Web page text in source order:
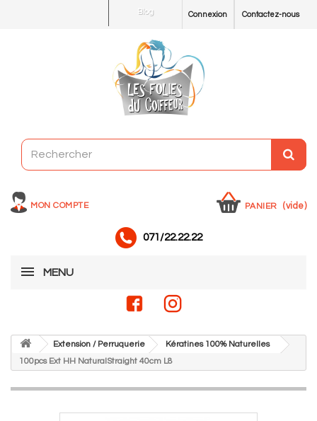
Contactez-nous
Connexion
Blog
MON COMPTE PANIER (vide)
071/22.22.22
MENU
Extension / Perruquerie
Kératines 100% Naturelles
100pcs Ext HH NaturalStraight 40cm L8